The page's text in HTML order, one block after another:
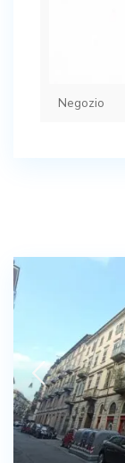
Negozio